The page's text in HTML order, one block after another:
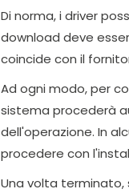
Di norma, i driver
download deve
coincide con il
Ad ogni modo, per
sistema procederà
dell'operazione. In
procedere con
Una volta terminato,